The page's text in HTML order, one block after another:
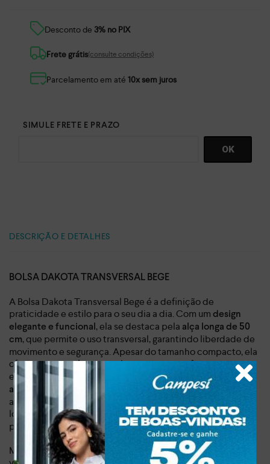
Desconto de 3% no PIX
Frete grátis(consulte condições)
Parcelamento em até 10x sem juros
DESCRIÇÃO E DETALHES
BOLSA DAKOTA TRANSVERSAL BEGE
A Bolsa Dakota Transversal Bege é a definição de
praticidade e estilo para o seu dia a dia. Com um design
elegante e funcional , ela se destaca pela alça longa de 50
cm, que permite o uso transversal, garantindo liberdade de
movimento e segurança. Apesar do tamanho compacto, ela
ofereceum amplo espaço interno para você carregar o
essencial com facilidade.
Os detalhes de costuras e as
aplicações metalizadas do pin da marca e do fecho
adicionam um toque de sofisticação, elevando qualquer
look.
Leve, pesando apenas 0,263 kg, é o acessório perfeito
para te acompanhar.
Mais que uma bolsa, esta peça é um investimento em